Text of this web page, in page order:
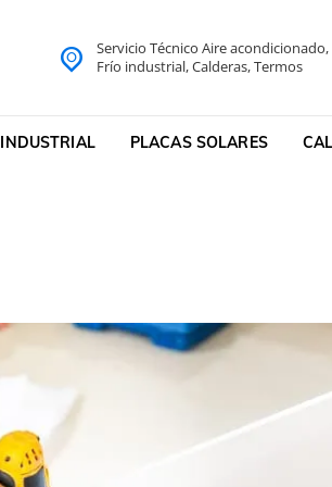
Barcelona
PLACAS SOLARES
Servicio Técnico Aire acondicionado,
Frío industrial, Calderas, Termos